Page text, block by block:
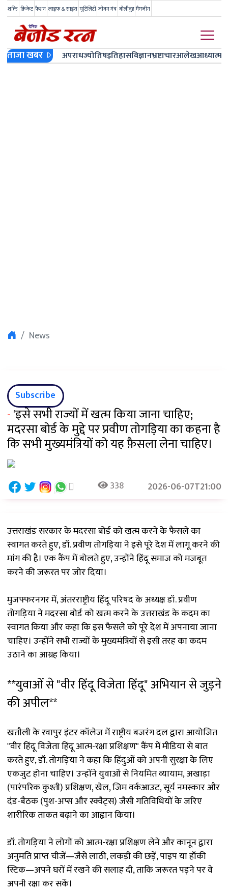
शक्ति क्रिकेट फैशन लाइफ & साइंस यूटिलिटी जीवन मंत्र बॉलीवुड मैगजीन
ताजा खबर अपराधज्योतिषइतिहासविज्ञानभ्रष्टाचारआलेखआध्यात्म
News
Subscribe
-'इसे सभी राज्यों में खत्म किया जाना चाहिए;
मदरसा बोर्ड के मुद्दे पर प्रवीण तोगड़िया का कहना है
कि सभी मुख्यमंत्रियों को यह फ़ैसला लेना चाहिए।
338 2026-06-07T21:00
उत्तराखंड सरकार के मदरसा बोर्ड को खत्म करने के फैसले का
स्वागत करते हुए, डॉ. प्रवीण तोगड़िया ने इसे पूरे देश में लागू करने की
मांग की है। एक कैंप में बोलते हुए, उन्होंने हिंदू समाज को मजबूत
करने की जरूरत पर जोर दिया।
मुजफ्फरनगर में, अंतरराष्ट्रीय हिंदू परिषद के अध्यक्ष डॉ. प्रवीण
तोगड़िया ने मदरसा बोर्ड को खत्म करने के उत्तराखंड के कदम का
स्वागत किया और कहा कि इस फैसले को पूरे देश में अपनाया जाना
चाहिए। उन्होंने सभी राज्यों के मुख्यमंत्रियों से इसी तरह का कदम
उठाने का आग्रह किया।
**युवाओं से "वीर हिंदू विजेता हिंदू" अभियान से जुड़ने
की अपील**
खतौली के रवापुर इंटर कॉलेज में राष्ट्रीय बजरंग दल द्वारा आयोजित
"वीर हिंदू विजेता हिंदू आत्म-रक्षा प्रशिक्षण" कैंप में मीडिया से बात
करते हुए, डॉ. तोगड़िया ने कहा कि हिंदुओं को अपनी सुरक्षा के लिए
एकजुट होना चाहिए। उन्होंने युवाओं से नियमित व्यायाम, अखाड़ा
(पारंपरिक कुश्ती) प्रशिक्षण, खेल, जिम वर्कआउट, सूर्य नमस्कार और
दंड-बैठक (पुश-अप्स और स्क्वैट्स) जैसी गतिविधियों के जरिए
शारीरिक ताकत बढ़ाने का आह्वान किया।
डॉ. तोगड़िया ने लोगों को आत्म-रक्षा प्रशिक्षण लेने और कानून द्वारा
अनुमति प्राप्त चीजें—जैसे लाठी, लकड़ी की छड़ें, पाइप या हॉकी
स्टिक—अपने घरों में रखने की सलाह दी, ताकि जरूरत पड़ने पर वे
अपनी रक्षा कर सकें।